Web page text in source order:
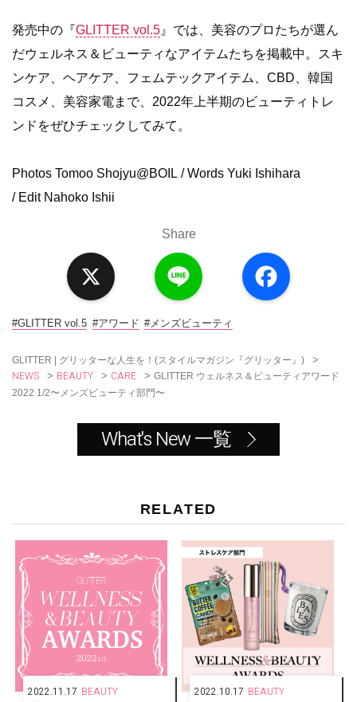
発売中の『GLITTER vol.5 』では、美容のプロたちが選ん
だウェルネス＆ビューティなアイテムたちを掲載中。スキ
ンケア、ヘアケア、フェムテックアイテム、CBD、韓国
コスメ、美容家電まで、2022年上半期のビューティトレ
ンドをぜひチェックしてみて。
Photos Tomoo Shojyu@BOIL / Words Yuki Ishihara
/ Edit Nahoko Ishii
Share
a
c
#GLITTER vol.5 #アワード #メンズビューティ
GLITTER | グリッターな人生を！(スタイルマガジン『グリッター』) >
NEWS > BEAUTY > CARE > GLITTER ウェルネス＆ビューティアワード
2022 1/2〜メンズビューティ部門〜
What's New 一覧
RELATED
2022.11.17 BEAUTY 2022.10.17 BEAUTY